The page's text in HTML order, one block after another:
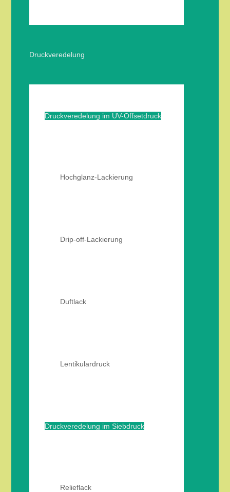
Druckveredelung
Druckveredelung im UV-Offsetdruck
Hochglanz-Lackierung
Drip-off-Lackierung
Duftlack
Lentikulardruck
Druckveredelung im Siebdruck
Relieflack